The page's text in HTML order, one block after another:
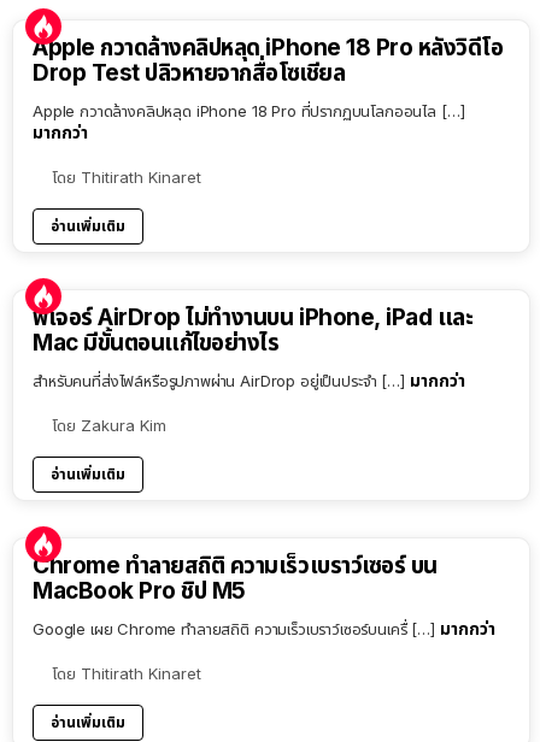
Apple กวาดล้างคลิปหลุด iPhone 18 Pro หลังวิดีโอ
Drop Test ปลิวหายจากสื่อโซเชียล
Apple กวาดล้างคลิปหลุด iPhone 18 Pro ที่ปรากฏบนโลกออนไล […]
มากกว่า
โดย Thitirath Kinaret
อ่านเพิ่มเติม
ฟีเจอร์ AirDrop ไม่ทำงานบน iPhone, iPad และ
Mac มีขั้นตอนแก้ไขอย่างไร
สำหรับคนที่ส่งไฟล์หรือรูปภาพผ่าน AirDrop อยู่เป็นประจำ […] มากกว่า
โดย Zakura Kim
อ่านเพิ่มเติม
Chrome ทำลายสถิติ ความเร็วเบราว์เซอร์ บน
MacBook Pro ชิป M5
Google เผย Chrome ทำลายสถิติ ความเร็วเบราว์เซอร์บนเครื่ […] มากกว่า
โดย Thitirath Kinaret
อ่านเพิ่มเติม